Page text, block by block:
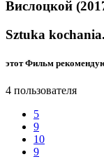
Вислоцкой
Sztuka
этот Фильм
4 пользователя
5
9
10
9